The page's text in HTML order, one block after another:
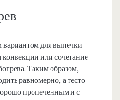
для выпечки
или сочетание
Таким образом,
равномерно, а тесто
пропеченным и с